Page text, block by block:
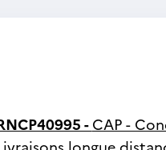
-CAP -